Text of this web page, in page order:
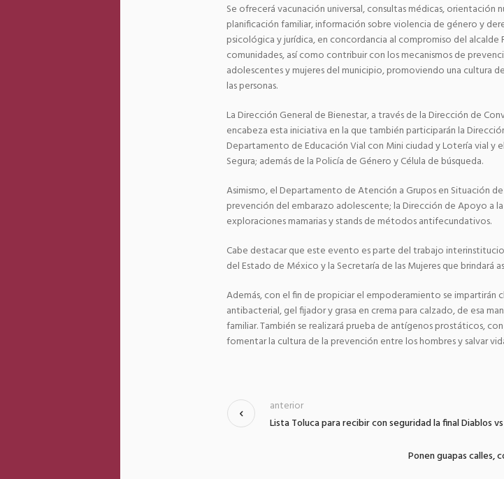
Se ofrecerá vacunación universal, consultas médicas,
planificación familiar, información sobre violencia de género y
psicológica y jurídica, en concordancia al compromiso del alcalde
comunidades, así como contribuir con los mecanismos de
adolescentes y mujeres del municipio, promoviendo una cultura
las personas.
La Dirección General de Bienestar, a través de la Dirección de
encabeza esta iniciativa en la que también participarán la
Departamento de Educación Vial con Mini ciudad y Lotería vial y
Segura; además de la Policía de Género y Célula de búsqueda.
Asimismo, el Departamento de Atención a Grupos en Situación
prevención del embarazo adolescente; la Dirección de Apoyo a
exploraciones mamarias y stands de métodos antifecundativos.
Cabe destacar que este evento es parte del trabajo
del Estado de México y la Secretaría de las Mujeres que brindará
Además, con el fin de propiciar el empoderamiento se impartirán
antibacterial, gel fijador y grasa en crema para calzado, de esa
familiar. También se realizará prueba de antígenos prostáticos,
fomentar la cultura de la prevención entre los hombres y salvar
Lista Toluca para recibir con seguridad la final Diablos
anterior
Ponen guapas calles,